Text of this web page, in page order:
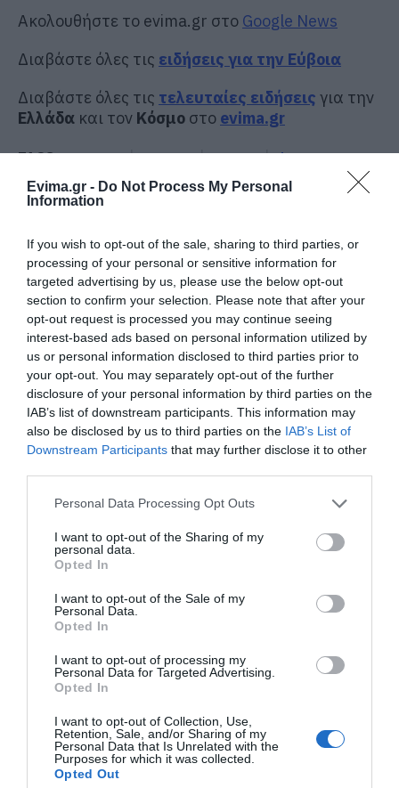
Evima.gr - Do Not Process My Personal
Information
If you wish to opt-out of the sale, sharing to third parties, or
processing of your personal or sensitive information for
targeted advertising by us, please use the below opt-out
section to confirm your selection. Please note that after your
opt-out request is processed you may continue seeing
interest-based ads based on personal information utilized by
us or personal information disclosed to third parties prior to
your opt-out. You may separately opt-out of the further
disclosure of your personal information by third parties on the
IAB’s list of downstream participants. This information may
also be disclosed by us to third parties on the IAB’s List of
Downstream Participants that may further disclose it to other
Please note that this website/app uses one or more Google
not limited to your visit or usage behaviour. You may click to
grant or deny consent to Google and its third-party tags to
use your data for below specified purposes in below Google
consent section.
Personal Data Processing Opt Outs
I want to opt-out of the Sharing of my
personal data.
Opted In
I want to opt-out of the Sale of my
Personal Data.
Opted In
I want to opt-out of processing my
Personal Data for Targeted Advertising.
Opted In
I want to opt-out of Collection, Use,
Retention, Sale, and/or Sharing of my
Personal Data that Is Unrelated with the
Purposes for which it was collected.
Opted Out
Ακολουθήστε το evima.gr στο Google News
Διαβάστε όλες τις ειδήσεις για την Εύβοια
Διαβάστε όλες τις τελευταίες ειδήσεις για την
Ελλάδα και τον Κόσμο στο evima.gr
TAGS: ΕΠΙΘΕΣΗ ΕΡΕΥΝΑ ΡΟΔΟΣ ΦΩΤΙΑ
ΡΟΗ ΕΙΔΗΣΕΩΝ
στην Εύβοια – Τι απαγορεύεται
09.08.2026 | 08:00
Φωτιά στην Εύβοια σε ξερά χόρτα
Ρίγη συγκίνησης στην Εύβοια! Η
Ιερά Μονή Οσίου Δαυΐδ έλαμψε
στη μεγάλη πανήγυρη της
ενεργειακή αναβάθμιση του 4ου
Δημοτικού Σχολείου Λιβαδειάς
Εύβοια: Τέλος στις παράνομες
χωματερές – Έρχονται πρόστιμα
08.08.2026 | 20:20
Εύβοια: Η μαύρη επέτειος της
καταστροφικής πυρκαγιάς – Το
χρονικό της τραγωδίας
08.08.2026 | 20:00Όλες οι τελευταίες ειδήσεις